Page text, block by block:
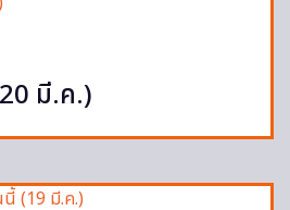
มี.ค.)